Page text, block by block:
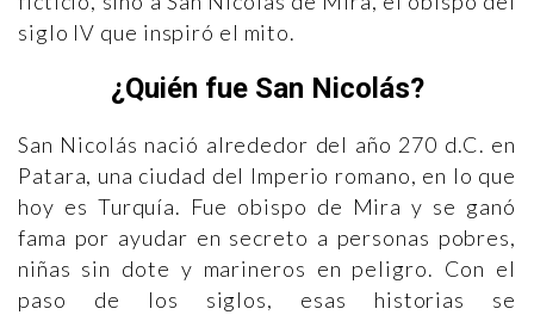
siglo IV que inspiró el mito.
¿Quién fue San Nicolás?
San Nicolás nació alrededor del año 270 d.C. en
Patara, una ciudad del Imperio romano, en lo que
hoy es Turquía. Fue obispo de Mira y se ganó
fama por ayudar en secreto a personas pobres,
niñas sin dote y marineros en peligro. Con el
paso de los siglos, esas historias se